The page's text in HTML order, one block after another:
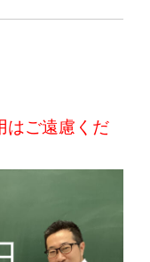
はご遠慮くだ